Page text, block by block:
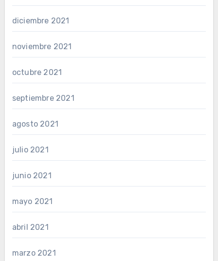
diciembre 2021
noviembre 2021
octubre 2021
septiembre 2021
agosto 2021
julio 2021
junio 2021
mayo 2021
abril 2021
marzo 2021